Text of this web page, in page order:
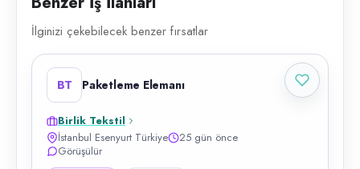
İlginizi çekebilecek benzer fırsatlar
BT Paketleme Elemanı
Birlik Tekstil
İstanbul Esenyurt Türkiye
25 gün önce
Görüşülür